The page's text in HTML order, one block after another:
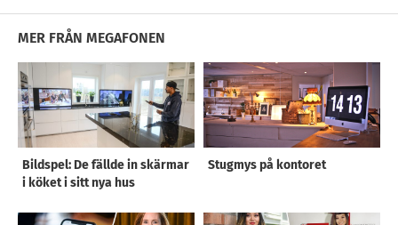
MER FRÅN MEGAFONEN
Bildspel: De fällde in skärmar
i köket i sitt nya hus
Stugmys på kontoret